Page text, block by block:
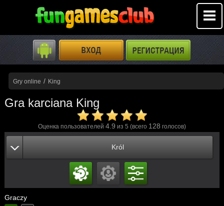
Gry online / King
Gra karciana King
Оценка пользователей 4.9 из 5 (всего 128 голосов)
Król
Graczy